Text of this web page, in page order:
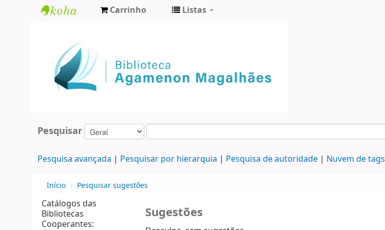
Agamenon
Magalhães
Carrinho Listas
Pesquisar
Pesquisa avançada Pesquisar por hierarquia Pesquisa de autoridade Nuvem de tags
Início › Pesquisar sugestões
Catálogos das
Bibliotecas
Cooperantes:
Sugestões